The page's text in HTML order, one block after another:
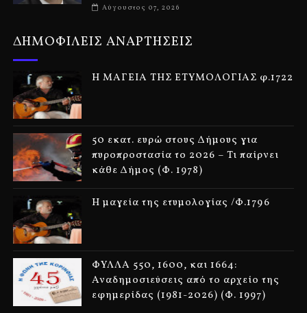
Αύγουστος 07, 2026
ΔΗΜΟΦΙΛΕΙΣ ΑΝΑΡΤΗΣΕΙΣ
Η ΜΑΓΕΙΑ ΤΗΣ ΕΤΥΜΟΛΟΓΙΑΣ φ.1722
50 εκατ. ευρώ στους Δήμους για
πυροπροστασία το 2026 – Τι παίρνει
κάθε Δήμος (Φ. 1978)
Η μαγεία της ετυμολογίας /Φ.1796
ΦΥΛΛΑ 550, 1600, και 1664:
Αναδημοσιεύσεις από το αρχείο της
εφημερίδας (1981-2026) (Φ. 1997)